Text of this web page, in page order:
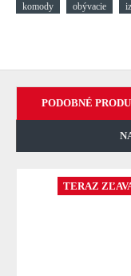
komody
obývacie
PODOBNÉ
TERAZ